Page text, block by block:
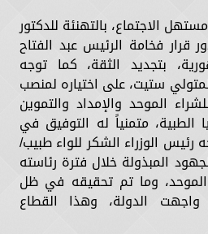
الاجتماع، بالتهنئة للدكتور
قرار فخامة الرئيس عبد الفتاح
بتجديد الثقة، كما توجه
ستيت، على اختياره لمنصب
الموحد والإمداد والتموين
الطبية، متمنياً له التوفيق في
رئيس الوزراء الشكر للواء طبيب/
المبذولة خلال فترة رئاسته
الموحد، وما تم تحقيقه في ظل
واجهت الدولة، وهذا القطاع